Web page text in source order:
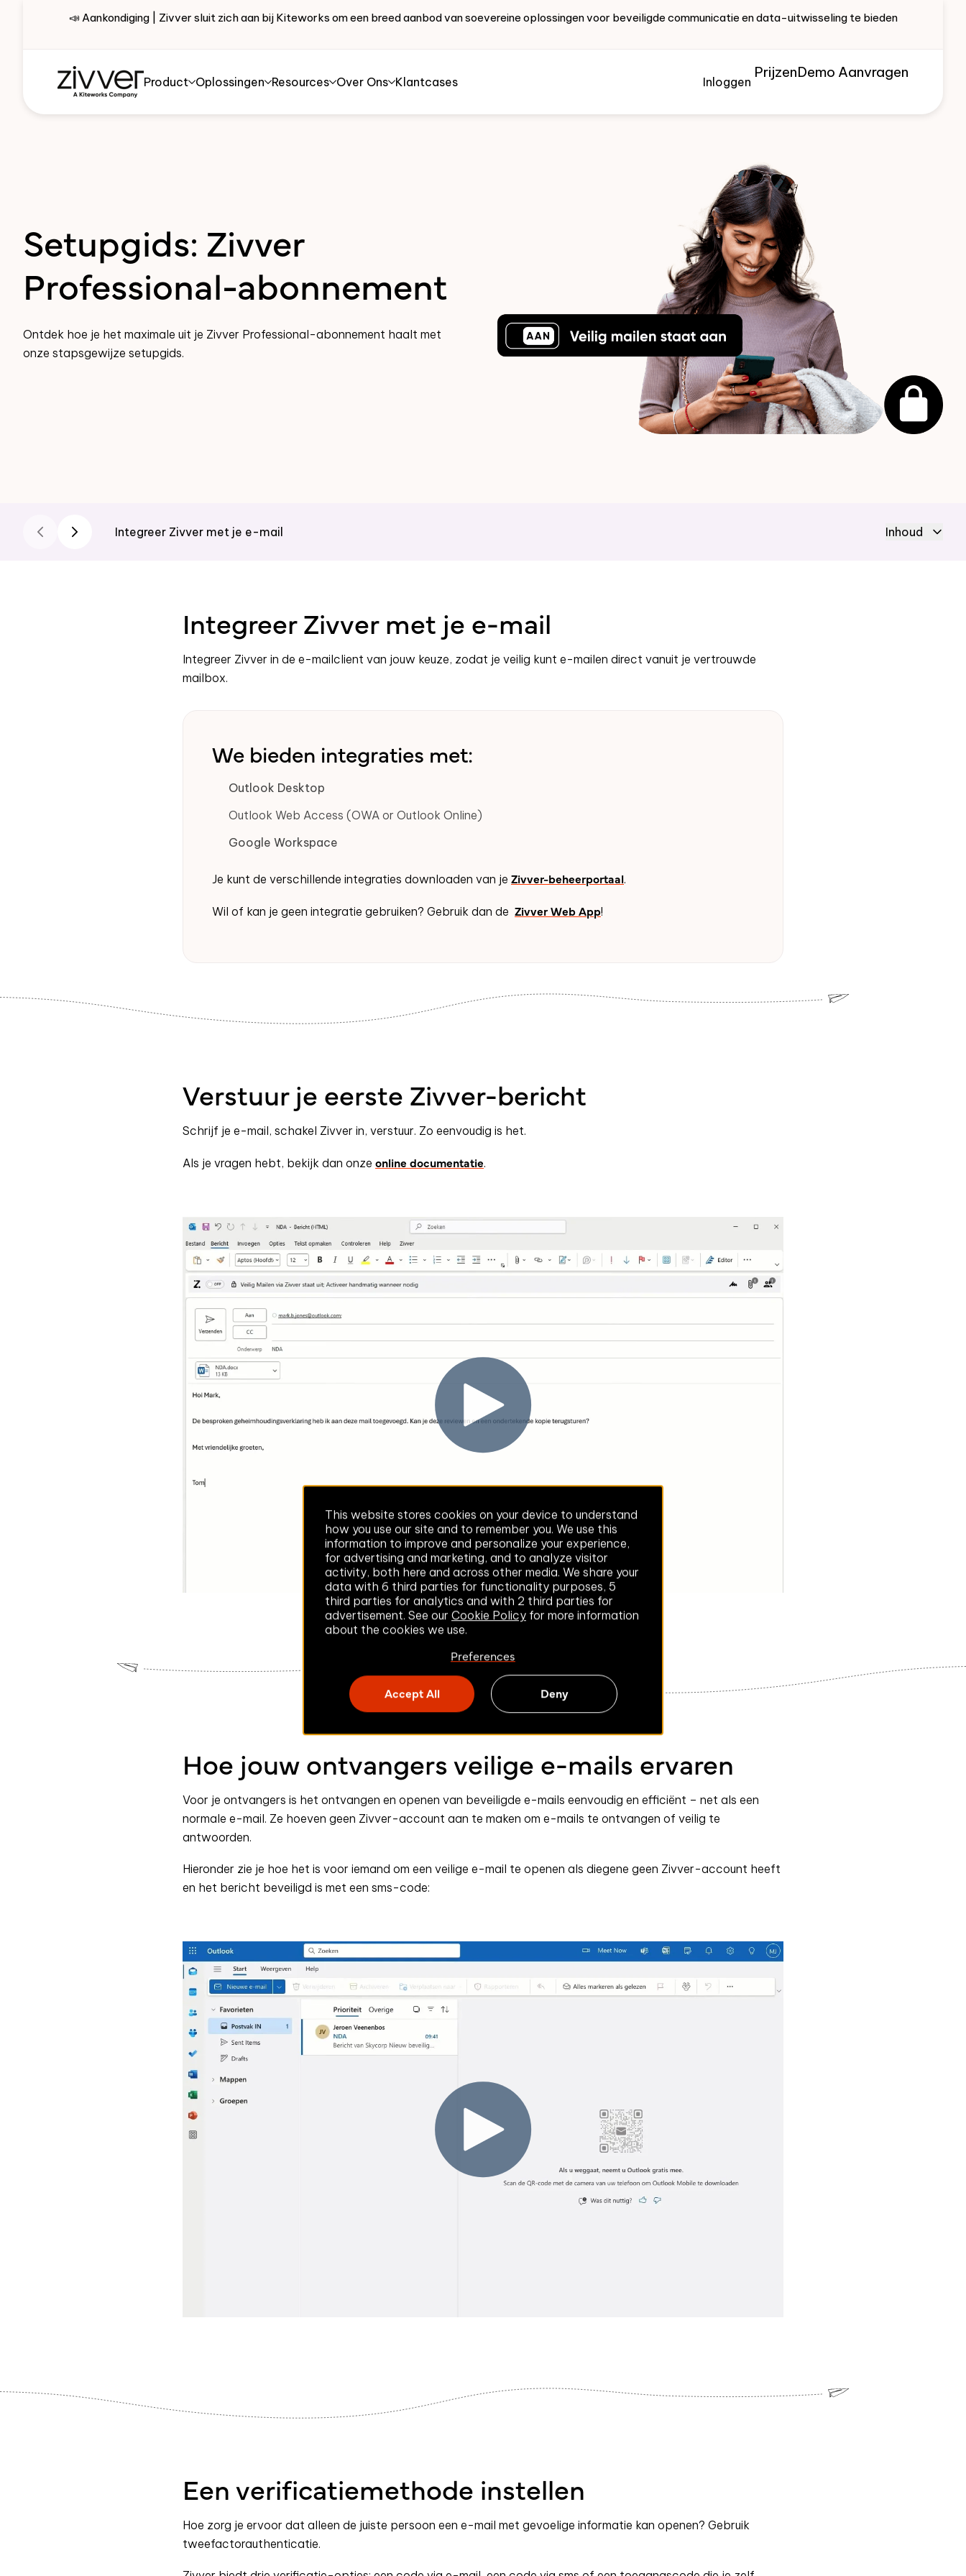
This website stores cookies on your device to understand
how you use our site and to remember you. We use this
information to improve and personalize your experience,
for advertising and marketing, and to analyze visitor
activity, both here and across other media. We share your
data with 6 third parties for functionality purposes, 5
third parties for analytics and with 2 third parties for
advertisement. See our Cookie Policy for more information
about the cookies we use.
Preferences
Accept All Deny
📣 Aankondiging | Zivver sluit zich aan bij Kiteworks om een breed aanbod van soevereine oplossingen voor beveiligde communicatie en data-uitwisseling te bieden
Product Oplossingen Resources Over Ons Klantcases Inloggen
PrijzenDemo Aanvragen
Setupgids: Zivver
Professional-abonnement
Ontdek hoe je het maximale uit je Zivver Professional-abonnement haalt met
onze stapsgewijze setupgids.
Integreer Zivver met je e-mail Inhoud
Integreer Zivver met je e-mail
Integreer Zivver in de e-mailclient van jouw keuze, zodat je veilig kunt e-mailen direct vanuit je vertrouwde
mailbox.
We bieden integraties met:
Outlook Desktop
Outlook Web Access (OWA or Outlook Online)
Google Workspace
Je kunt de verschillende integraties downloaden van je Zivver-beheerportaal.
Wil of kan je geen integratie gebruiken? Gebruik dan de Zivver Web App!
Verstuur je eerste Zivver-bericht
Schrijf je e-mail, schakel Zivver in, verstuur. Zo eenvoudig is het.
Als je vragen hebt, bekijk dan onze online documentatie.
Hoe jouw ontvangers veilige e-mails ervaren
Voor je ontvangers is het ontvangen en openen van beveiligde e-mails eenvoudig en efficiënt – net als een
normale e-mail. Ze hoeven geen Zivver-account aan te maken om e-mails te ontvangen of veilig te
antwoorden.
Hieronder zie je hoe het is voor iemand om een veilige e-mail te openen als diegene geen Zivver-account heeft
en het bericht beveiligd is met een sms-code:
Een verificatiemethode instellen
Hoe zorg je ervoor dat alleen de juiste persoon een e-mail met gevoelige informatie kan openen? Gebruik
tweefactorauthenticatie.